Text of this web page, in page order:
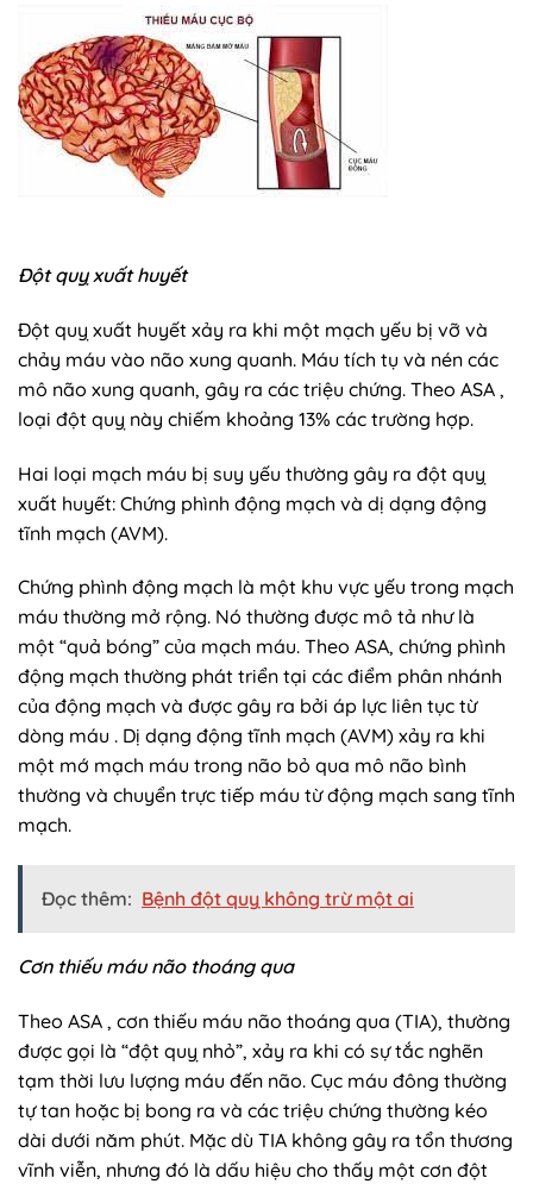
Đột quỵ xuất huyết
Đột quỵ xuất huyết xảy ra khi một mạch yếu bị vỡ và
chảy máu vào não xung quanh. Máu tích tụ và nén các
mô não xung quanh, gây ra các triệu chứng. Theo ASA ,
loại đột quỵ này chiếm khoảng 13% các trường hợp.
Hai loại mạch máu bị suy yếu thường gây ra đột quỵ
xuất huyết: Chứng phình động mạch và dị dạng động
tĩnh mạch (AVM).
Chứng phình động mạch là một khu vực yếu trong mạch
máu thường mở rộng. Nó thường được mô tả như là
một “quả bóng” của mạch máu. Theo ASA, chứng phình
động mạch thường phát triển tại các điểm phân nhánh
của động mạch và được gây ra bởi áp lực liên tục từ
dòng máu . Dị dạng động tĩnh mạch (AVM) xảy ra khi
một mớ mạch máu trong não bỏ qua mô não bình
thường và chuyển trực tiếp máu từ động mạch sang tĩnh
mạch.
Đọc thêm: Bệnh đột quỵ không trừ một ai
Cơn thiếu máu não thoáng qua
Theo ASA , cơn thiếu máu não thoáng qua (TIA), thường
được gọi là “đột quỵ nhỏ”, xảy ra khi có sự tắc nghẽn
tạm thời lưu lượng máu đến não. Cục máu đông thường
tự tan hoặc bị bong ra và các triệu chứng thường kéo
dài dưới năm phút. Mặc dù TIA không gây ra tổn thương
vĩnh viễn, nhưng đó là dấu hiệu cho thấy một cơn đột